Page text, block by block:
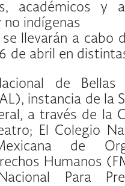
académicos y
no indígenas
se llevarán a cabo
de abril en
de
instancia de la
a través de la
El Colegio
de
Humanos
Para